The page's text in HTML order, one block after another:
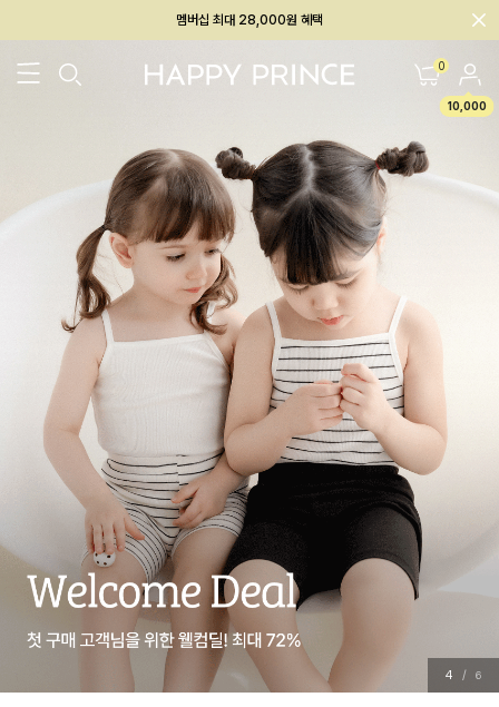
회원전용 아울렛, 가입하면 ~60% 할인!
0
10,000
4 / 6